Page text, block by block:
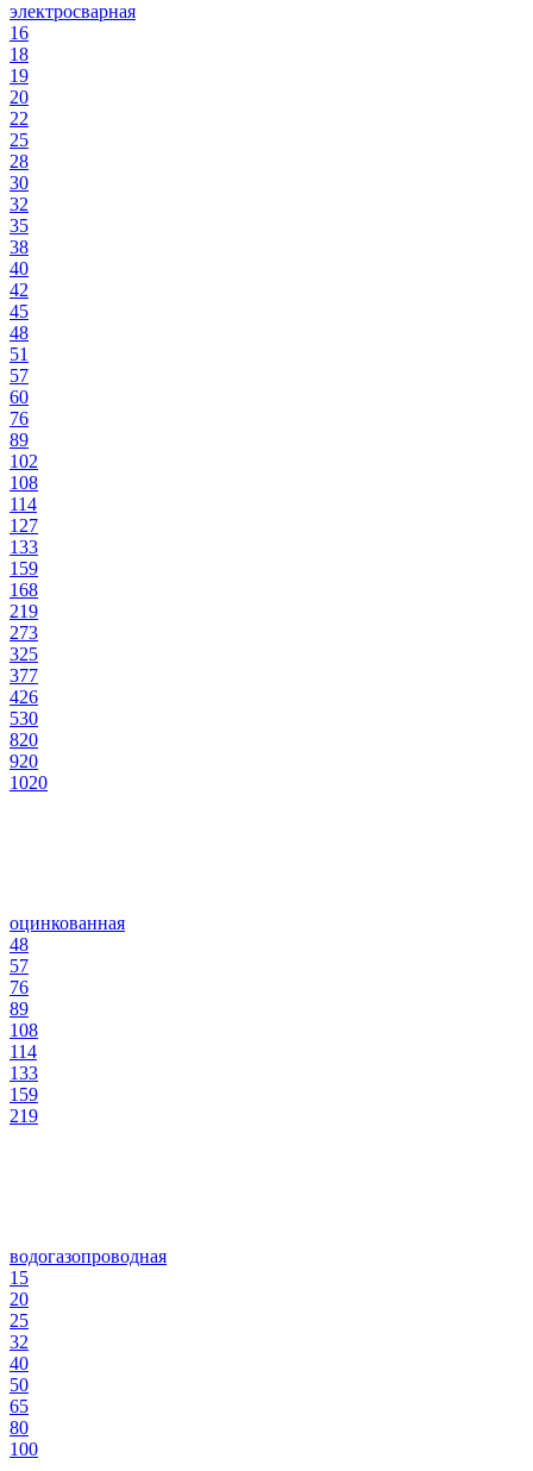
электросварная
16
18
19
20
22
25
28
30
32
35
38
40
42
45
48
51
57
60
76
89
102
108
114
127
133
159
168
219
273
325
377
426
530
820
920
1020
оцинкованная
48
57
76
89
108
114
133
159
219
водогазопроводная
15
20
25
32
40
50
65
80
100